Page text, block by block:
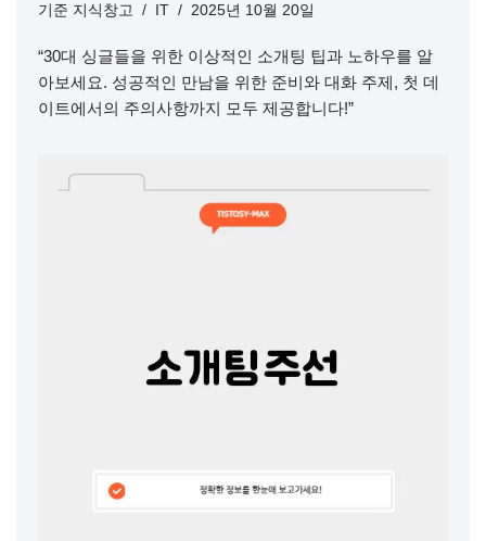
기준 지식창고 IT 2025년 10월 20일
“30대 싱글들을 위한 이상적인 소개팅 팁과 노하우를 알
아보세요. 성공적인 만남을 위한 준비와 대화 주제, 첫 데
이트에서의 주의사항까지 모두 제공합니다!”